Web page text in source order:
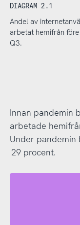
DIAGRAM 2.1
Andel av
arbetat hemifrån
Q3.
Innan pandemin
arbetade
Under pandemin
29 procent.